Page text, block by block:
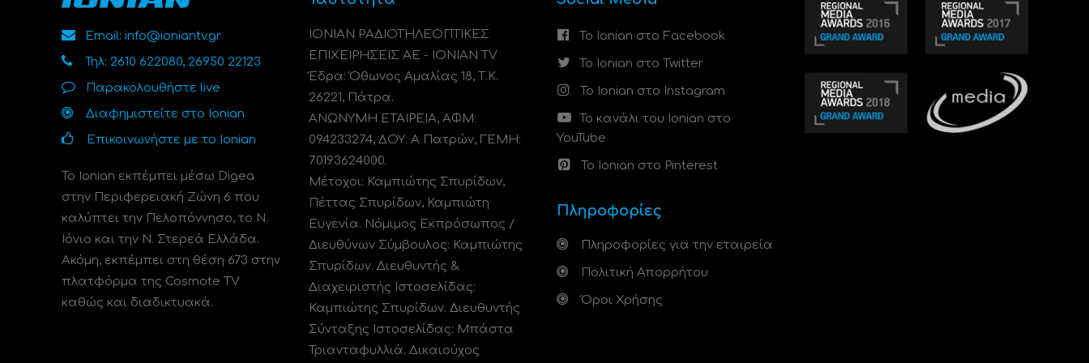
Email: info@ioniantv.gr
Τηλ: 2610 622080, 26950 22123
Παρακολουθήστε live
Διαφημιστείτε στο Ionian
Επικοινωνήστε με το Ionian
Το Ionian εκπέμπει μέσω Digea
στην Περιφερειακή Ζώνη 6 που
καλύπτει την Πελοπόννησο, το N.
Ιόνιο και την Ν. Στερεά Ελλάδα.
Ακόμη, εκπέμπει στη θέση 673 στην
πλατφόρμα της Cosmote TV
καθώς και διαδικτυακά.
ΙΟΝΙΑΝ ΡΑΔΙΟΤΗΛΕΟΠΤΙΚΕΣ
ΕΠΙΧΕΙΡΗΣΕΙΣ ΑΕ - IONIAN TV
Έδρα: Όθωνος Αμαλίας 18, Τ.Κ.
26221, Πάτρα.
ΑΝΩΝΥΜΗ ΕΤΑΙΡΕΙΑ, ΑΦΜ:
094233274, ΔΟΥ: A Πατρών, ΓΕΜΗ:
70193624000.
Μέτοχοι: Καμπιώτης Σπυρίδων,
Πέττας Σπυρίδων, Καμπιώτη
Ευγενία. Νόμιμος Εκπρόσωπος /
Διευθύνων Σύμβουλος: Καμπιώτης
Σπυρίδων. Διευθυντής &
Διαχειριστής Ιστοσελίδας:
Καμπιώτης Σπυρίδων. Διευθυντής
Σύνταξης Ιστοσελίδας: Μπάστα
Τριανταφυλλιά. Δικαιούχος
Το Ionian στο Facebook
Το Ionian στο Twitter
Το Ionian στο Instagram
Το κανάλι του Ionian στο
YouTube
Το Ionian στο Pinterest
Πληροφορίες
Πληροφορίες για την εταιρεία
Πολιτική Απορρήτου
Όροι Χρήσης